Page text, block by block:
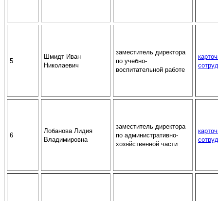
5
Шмидт Иван
Николаевич
заместитель директора
по учебно-
воспитательной работе
6
Лобанова Лидия
Владимировна
заместитель директора
по административно-
хозяйственной части